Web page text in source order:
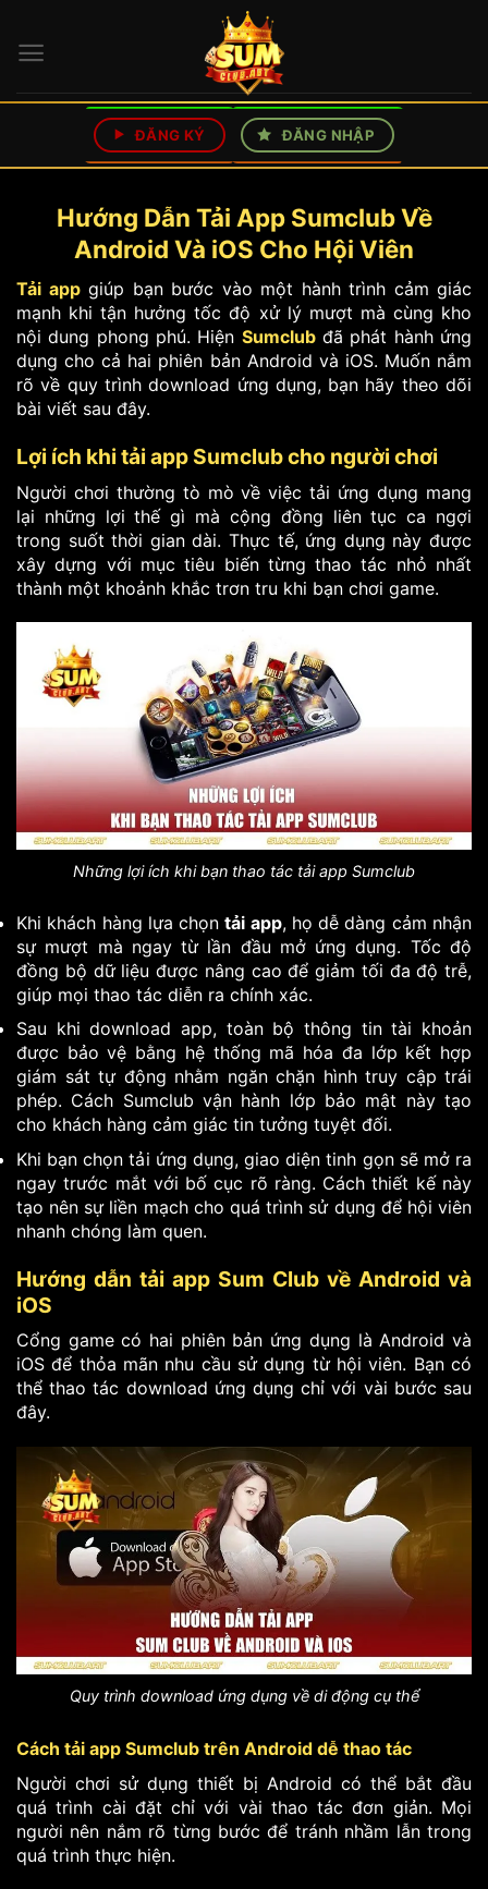
qua
nội
dung
ĐĂNG KÝ ĐĂNG NHẬP
Hướng Dẫn Tải App Sumclub Về
Android Và iOS Cho Hội Viên
Tải appgiúp bạn bước vào một hành trình cảm giác
mạnh khi tận hưởng tốc độ xử lý mượt mà cùng kho
nội dung phong phú. Hiện Sumclubđã phát hành ứng
dụng cho cả hai phiên bản Android và iOS. Muốn nắm
rõ về quy trình download ứng dụng, bạn hãy theo dõi
bài viết sau đây.
Lợi ích khi tải app Sumclub cho người chơi
Người chơi thường tò mò về việc tải ứng dụng mang
lại những lợi thế gì mà cộng đồng liên tục ca ngợi
trong suốt thời gian dài. Thực tế, ứng dụng này được
xây dựng với mục tiêu biến từng thao tác nhỏ nhất
thành một khoảnh khắc trơn tru khi bạn chơi game.
Những lợi ích khi bạn thao tác tải app Sumclub
Khi khách hàng lựa chọntải app, họ dễ dàng cảm nhận
sự mượt mà ngay từ lần đầu mở ứng dụng. Tốc độ
đồng bộ dữ liệu được nâng cao để giảm tối đa độ trễ,
giúp mọi thao tác diễn ra chính xác.
Sau khi download app, toàn bộ thông tin tài khoản
được bảo vệ bằng hệ thống mã hóa đa lớp kết hợp
giám sát tự động nhằm ngăn chặn hình truy cập trái
phép. Cách Sumclub vận hành lớp bảo mật này tạo
cho khách hàng cảm giác tin tưởng tuyệt đối.
Khi bạn chọn tải ứng dụng, giao diện tinh gọn sẽ mở ra
ngay trước mắt với bố cục rõ ràng. Cách thiết kế này
tạo nên sự liền mạch cho quá trình sử dụng để hội viên
nhanh chóng làm quen.
Hướng dẫn tải app Sum Club về Android và
iOS
Cổng game có hai phiên bản ứng dụng là Android và
iOS để thỏa mãn nhu cầu sử dụng từ hội viên. Bạn có
thể thao tác download ứng dụng chỉ với vài bước sau
đây.
Quy trình download ứng dụng về di động cụ thể
Cách tải app Sumclub trên Android dễ thao tác
Người chơi sử dụng thiết bị Android có thể bắt đầu
quá trình cài đặt chỉ với vài thao tác đơn giản. Mọi
người nên nắm rõ từng bước để tránh nhầm lẫn trong
quá trình thực hiện.